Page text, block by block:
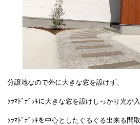
分譲地なので外に大きな窓を設けず、
ｿﾗﾏﾄﾞﾃﾞｯｷに大きな窓を設けしっかり光が
ｿﾗﾏﾄﾞﾃﾞｯｷを中心としたぐるぐる出来る間